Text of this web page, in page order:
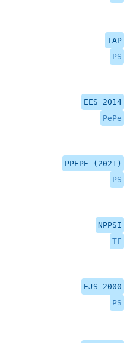
TAP
PS
EES 2014
PePe
PPEPE (2021)
PS
NPPSI
TF
EJS 2000
PS